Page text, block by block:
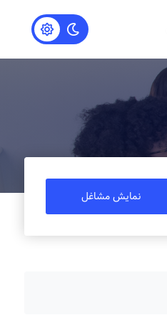
نمایش مشاغل